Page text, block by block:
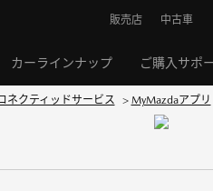
カーラインナップ ご購入サポ
販売店 中古車
ネクティッドサービス > MyMazdaアプリ